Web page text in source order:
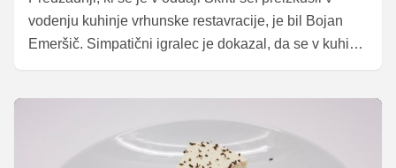
vodenju kuhinje vrhunske restavracije, je bil Bojan
Emeršič. Simpatični igralec je dokazal, da se v kuhinji
še kako znajde. Kritiki so bili nad njegovim menijem
vam v nadaljevanju razkrivamo recepte za prav vse
njegove mojstrovine.